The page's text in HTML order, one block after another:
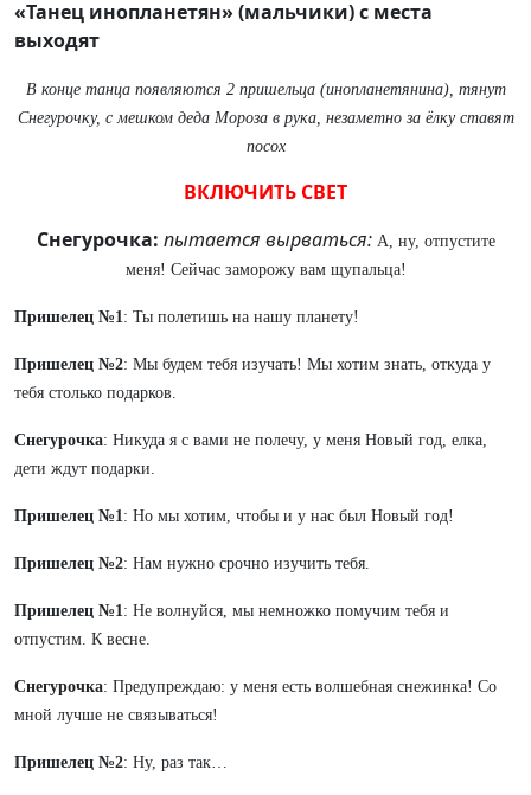
«Танец инопланетян» (мальчики) с места
выходят
В конце танца появляются 2 пришельца (инопланетянина), тянут
Снегурочку, с мешком деда Мороза в рука, незаметно за ёлку ставят
посох
ВКЛЮЧИТЬ СВЕТ
Снегурочка: пытается вырваться:А, ну, отпустите
меня! Сейчас заморожу вам щупальца!
Пришелец №1: Ты полетишь на нашу планету!
Пришелец №2: Мы будем тебя изучать! Мы хотим знать, откуда у
тебя столько подарков.
Снегурочка: Никуда я с вами не полечу, у меня Новый год, елка,
дети ждут подарки.
Пришелец №1: Но мы хотим, чтобы и у нас был Новый год!
Пришелец №2: Нам нужно срочно изучить тебя.
Пришелец №1: Не волнуйся, мы немножко помучим тебя и
отпустим. К весне.
Снегурочка: Предупреждаю: у меня есть волшебная снежинка! Со
мной лучше не связываться!
Пришелец №2: Ну, раз так…